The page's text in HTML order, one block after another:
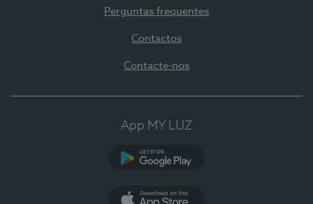
Perguntas frequentes
Contactos
Contacte-nos
App MY LUZ